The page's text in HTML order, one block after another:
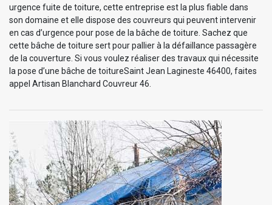
urgence fuite de toiture, cette entreprise est la plus fiable dans
son domaine et elle dispose des couvreurs qui peuvent intervenir
en cas d’urgence pour pose de la bâche de toiture. Sachez que
cette bâche de toiture sert pour pallier à la défaillance passagère
de la couverture. Si vous voulez réaliser des travaux qui nécessite
la pose d’une bâche de toitureSaint Jean Lagineste 46400, faites
appel Artisan Blanchard Couvreur 46.